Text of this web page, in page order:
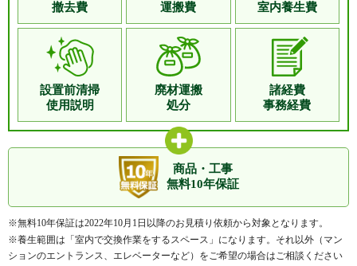
ヤ行
八重洲町、山手、山本、湯川、湯川新町、横代、横代葉
山、横代東町、横代南町、横代北町、吉田、吉田にれの
木坂、呼野
若園
ア行 旭町、浅生、一枝、沖台
カ行 川代、観音寺町、北鳥旗町、銀座、小芝、金比羅町
幸町、境川、沢見、三六町、椎ノ木町、汐井町、正津
町、新池、新川町、菅原、仙水町、千防
高峰、土取町、天神、天籟寺、戸畑、飛幡町
ナ行
中原（先の浜）、中原新町、中原東、中原西、中本町、
西大谷、西鞘ケ谷町
ハ行 初音町、東大谷、東鞘ケ谷町、福柳木
撤去費
運搬費
室内養生費
設置前清掃
使用説明
廃材運搬
処分
諸経費
事務経費
商品・工事
無料10年保証
※無料10年保証は2022年10月1日以降のお見積り依頼から対象となります。
※養生範囲は「室内で交換作業をするスペース」になります。それ以外（マン
ションのエントランス、エレベーターなど）をご希望の場合はご相談ください